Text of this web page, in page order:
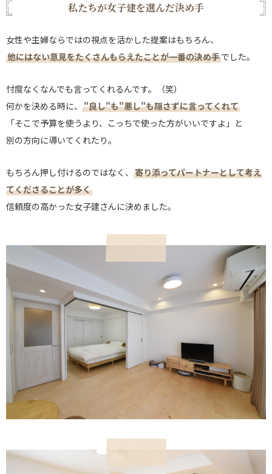
私たちが女子建を選んだ決め手
女性や主婦ならではの視点を活かした提案はもちろん、
他にはない意見をたくさんもらえたことが一番の決め手でした。
忖度なくなんでも言ってくれるんです。（笑）
何かを決める時に、 "良し"も"悪し"も隠さずに言ってくれて
「そこで予算を使うより、こっちで使った方がいいですよ」と
別の方向に導いてくれたり。
もちろん押し付けるのではなく、 寄り添ってパートナーとして考え
てくださることが多く
信頼度の高かった女子建さんに決めました。